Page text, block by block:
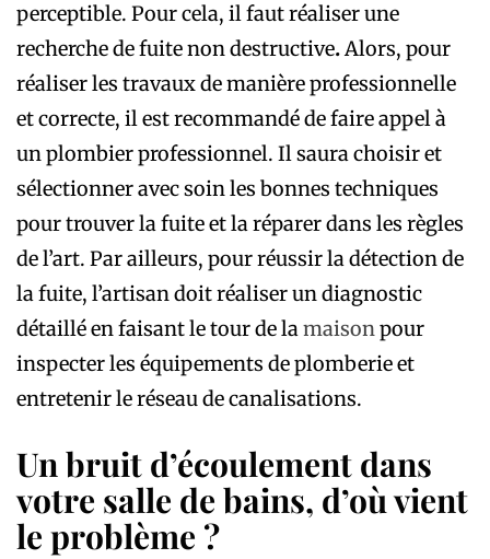
perceptible. Pour cela, il faut réaliser une
recherche de fuite non destructive.Alors, pour
réaliser les travaux de manière professionnelle
et correcte, il est recommandé de faire appel à
un plombier professionnel. Il saura choisir et
sélectionner avec soin les bonnes techniques
pour trouver la fuite et la réparer dans les règles
de l’art. Par ailleurs, pour réussir la détection de
la fuite, l’artisan doit réaliser un diagnostic
détaillé en faisant le tour de lamaisonpour
inspecter les équipements de plomberie et
entretenir le réseau de canalisations.
Un bruit d’écoulement dans
votre salle de bains, d’où vient
le problème ?